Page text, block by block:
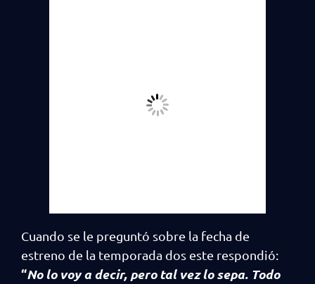
Cuando se le preguntó sobre la fecha de
estreno de la temporada dos este respondió:
“No lo voy a decir, pero tal vez lo sepa. Todo